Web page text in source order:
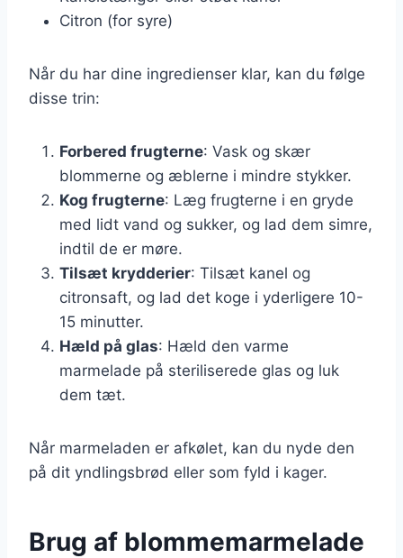
Citron (for syre)
Når du har dine ingredienser klar, kan du følge
disse trin:
Forbered frugterne: Vask og skær
blommerne og æblerne i mindre stykker.
Kog frugterne: Læg frugterne i en gryde
med lidt vand og sukker, og lad dem simre,
indtil de er møre.
Tilsæt krydderier: Tilsæt kanel og
citronsaft, og lad det koge i yderligere 10-
15 minutter.
Hæld på glas: Hæld den varme
marmelade på steriliserede glas og luk
dem tæt.
Når marmeladen er afkølet, kan du nyde den
på dit yndlingsbrød eller som fyld i kager.
Brug af blommemarmelade